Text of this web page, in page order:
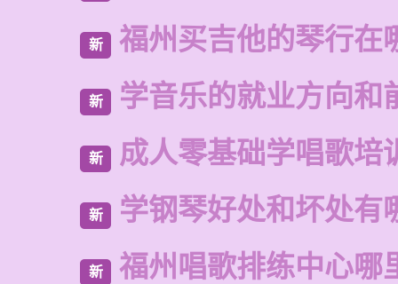
新 福州买吉他的琴行在
新 学音乐的就业方向和
新 成人零基础学唱歌培
新 学钢琴好处和坏处有
新 福州唱歌排练中心哪